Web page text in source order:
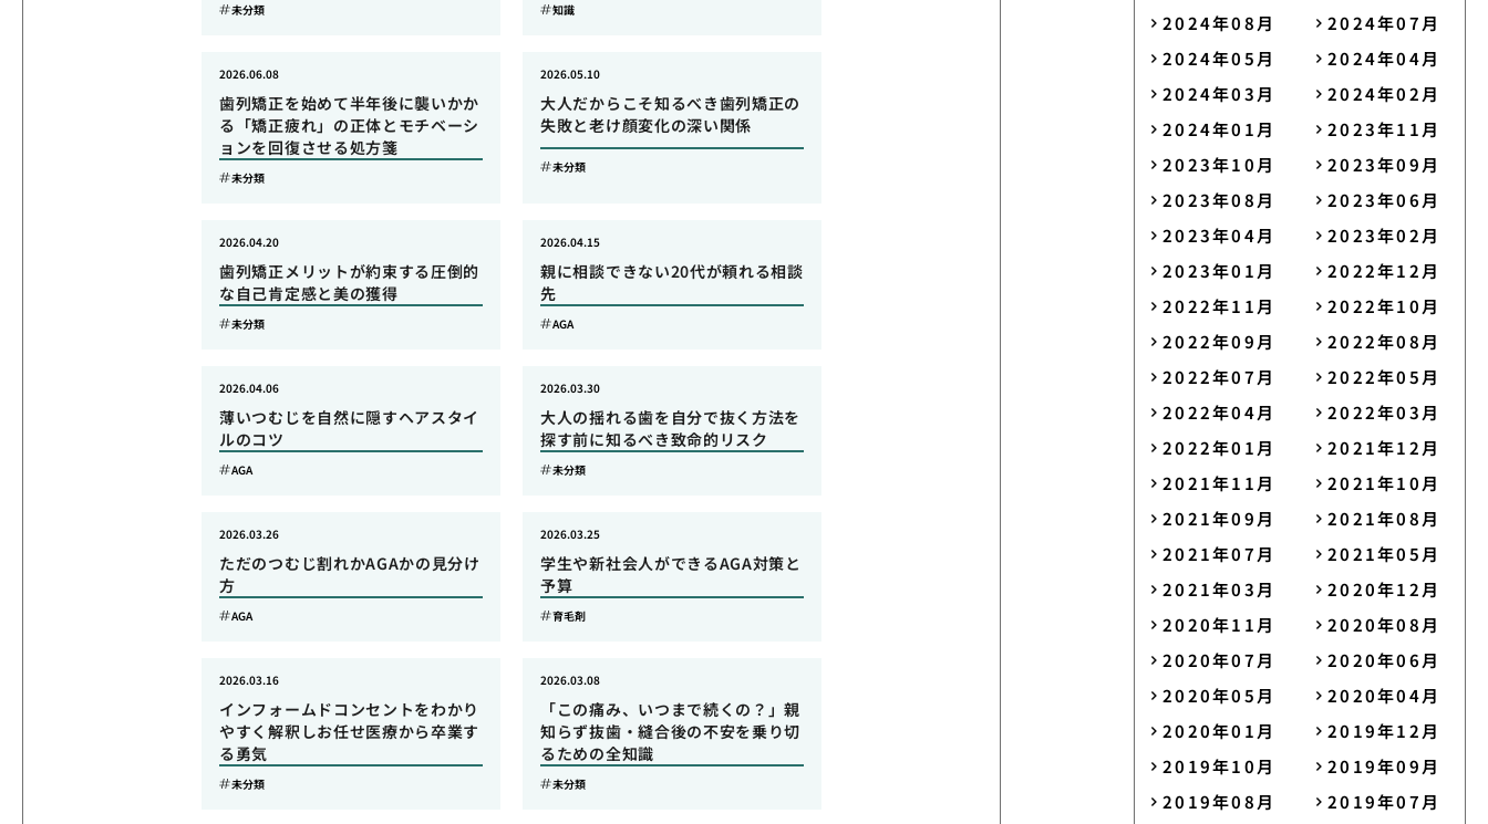
未分類 知識
歯列矯正を始めて半年後に襲いかか
る「矯正疲れ」の正体とモチベーシ
ョンを回復させる処方箋
2026.06.08
未分類
大人だからこそ知るべき歯列矯正の
失敗と老け顔変化の深い関係
2026.05.10
未分類
歯列矯正メリットが約束する圧倒的
な自己肯定感と美の獲得
2026.04.20
未分類
親に相談できない20代が頼れる相談
先
2026.04.15
AGA
薄いつむじを自然に隠すヘアスタイ
ルのコツ
2026.04.06
AGA
大人の揺れる歯を自分で抜く方法を
探す前に知るべき致命的リスク
2026.03.30
未分類
ただのつむじ割れかAGAかの見分け
方
2026.03.26
AGA
学生や新社会人ができるAGA対策と
予算
2026.03.25
育毛剤
インフォームドコンセントをわかり
やすく解釈しお任せ医療から卒業す
る勇気
2026.03.16
未分類
「この痛み、いつまで続くの？」親
知らず抜歯・縫合後の不安を乗り切
るための全知識
2026.03.08
未分類
2024年08月
2024年07月
2024年05月
2024年04月
2024年03月
2024年02月
2024年01月
2023年11月
2023年10月
2023年09月
2023年08月
2023年06月
2023年04月
2023年02月
2023年01月
2022年12月
2022年11月
2022年10月
2022年09月
2022年08月
2022年07月
2022年05月
2022年04月
2022年03月
2022年01月
2021年12月
2021年11月
2021年10月
2021年09月
2021年08月
2021年07月
2021年05月
2021年03月
2020年12月
2020年11月
2020年08月
2020年07月
2020年06月
2020年05月
2020年04月
2020年01月
2019年12月
2019年10月
2019年09月
2019年08月
2019年07月